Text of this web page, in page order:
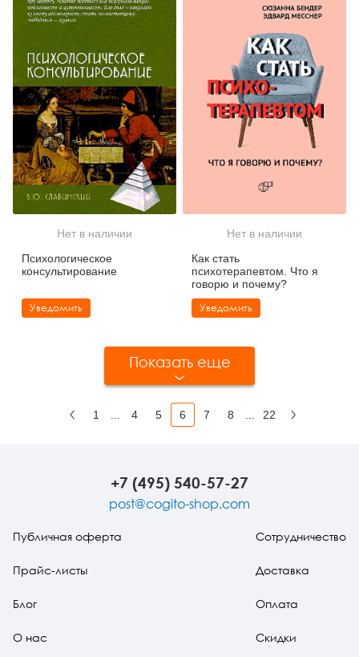
Нет в наличии
Психологическое
консультирование
Уведомить
Нет в наличии
Как стать
психотерапевтом. Что я
говорю и почему?
Уведомить
Показать еще
1 4 5 6 7 8 22
+7 (495) 540-57-27
post@cogito-shop.com
Публичная оферта
Прайс-листы
Блог
О нас
Сотрудничество
Доставка
Оплата
Скидки